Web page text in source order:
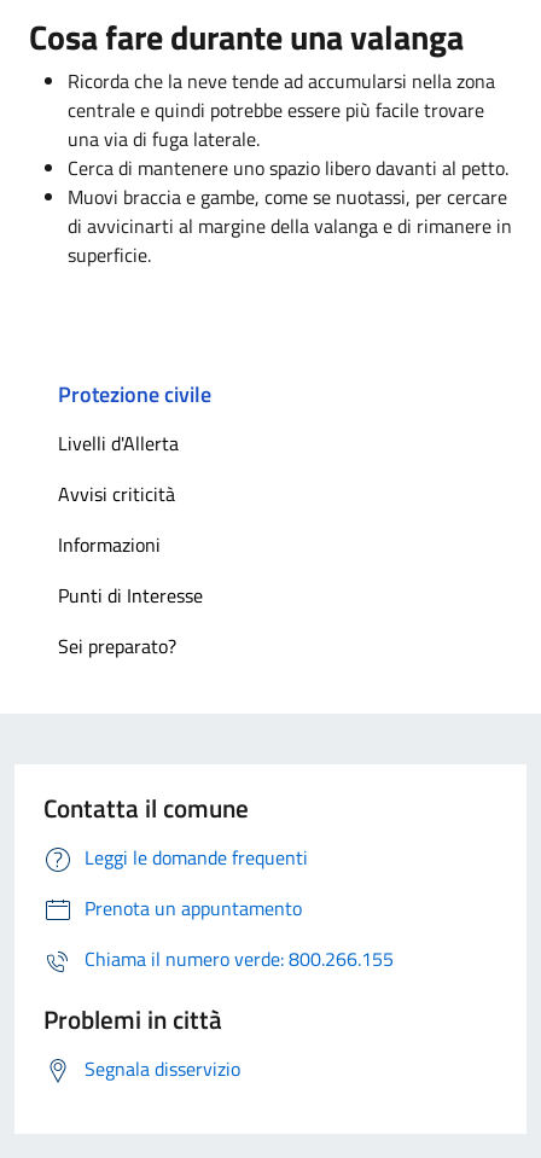
Cosa fare durante una valanga
Ricorda che la neve tende ad accumularsi nella zona
centrale e quindi potrebbe essere più facile trovare
una via di fuga laterale.
Cerca di mantenere uno spazio libero davanti al petto.
Muovi braccia e gambe, come se nuotassi, per cercare
di avvicinarti al margine della valanga e di rimanere in
superficie.
Protezione civile
Livelli d'Allerta
Avvisi criticità
Informazioni
Punti di Interesse
Sei preparato?
Contatta il comune
Leggi le domande frequenti
Prenota un appuntamento
Chiama il numero verde: 800.266.155
Problemi in città
Segnala disservizio